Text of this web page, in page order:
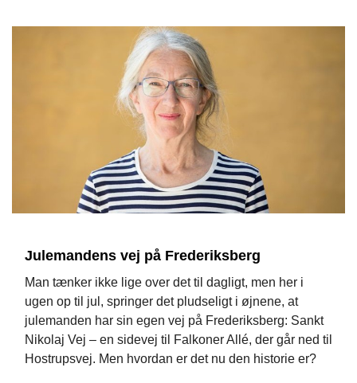
Julemandens vej på Frederiksberg
Man tænker ikke lige over det til dagligt, men her i
ugen op til jul, springer det pludseligt i øjnene, at
julemanden har sin egen vej på Frederiksberg: Sankt
Nikolaj Vej – en sidevej til Falkoner Allé, der går ned til
Hostrupsvej. Men hvordan er det nu den historie er?